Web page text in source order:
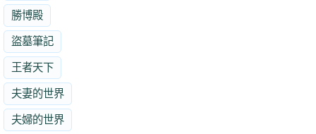
勝博殿
盜墓筆記
王者天下
夫妻的世界
夫婦的世界